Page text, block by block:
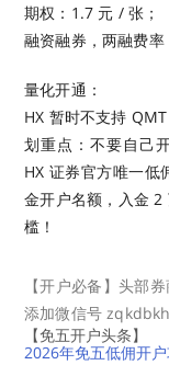
期权：1.7 元 / 张；
融资融券，两融费率
量化开通：
HX 暂时不支持 QMT
划重点：不要自己
HX 证券官方唯一
金开户名额，入金 2
槛！
【开户必备】头部
添加微信号 zqkdbkh
【免五开户头条】
2026年免五低佣开户